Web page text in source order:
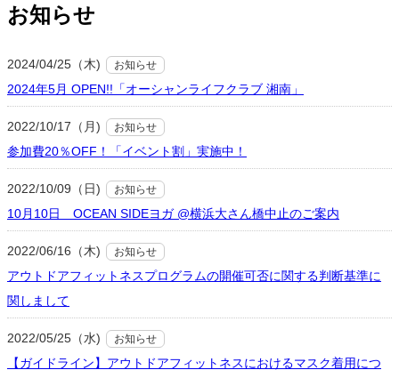
お知らせ
2024/04/25（木) お知らせ
2024年5月 OPEN!!「オーシャンライフクラブ 湘南」
2022/10/17（月) お知らせ
参加費20％OFF！「イベント割」実施中！
2022/10/09（日) お知らせ
10月10日 OCEAN SIDEヨガ @横浜大さん橋中止のご案内
2022/06/16（木) お知らせ
アウトドアフィットネスプログラムの開催可否に関する判断基準に
関しまして
2022/05/25（水) お知らせ
【ガイドライン】アウトドアフィットネスにおけるマスク着用につ